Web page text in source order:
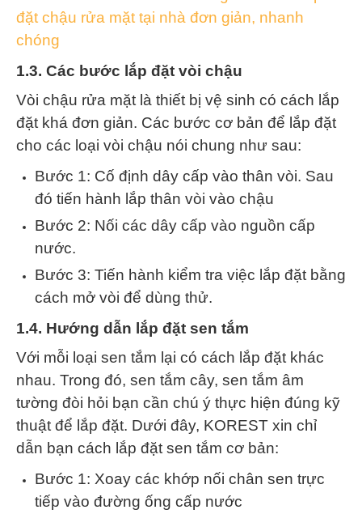
đặt chậu rửa mặt tại nhà đơn giản, nhanh
chóng
1.3. Các bước lắp đặt vòi chậu
Vòi chậu rửa mặt là thiết bị vệ sinh có cách lắp
đặt khá đơn giản. Các bước cơ bản để lắp đặt
cho các loại vòi chậu nói chung như sau:
Bước 1: Cố định dây cấp vào thân vòi. Sau
đó tiến hành lắp thân vòi vào chậu
Bước 2: Nối các dây cấp vào nguồn cấp
nước.
Bước 3: Tiến hành kiểm tra việc lắp đặt bằng
cách mở vòi để dùng thử.
1.4. Hướng dẫn lắp đặt sen tắm
Với mỗi loại sen tắm lại có cách lắp đặt khác
nhau. Trong đó, sen tắm cây, sen tắm âm
tường đòi hỏi bạn cần chú ý thực hiện đúng kỹ
thuật để lắp đặt. Dưới đây, KOREST xin chỉ
dẫn bạn cách lắp đặt sen tắm cơ bản:
Bước 1: Xoay các khớp nối chân sen trực
tiếp vào đường ống cấp nước